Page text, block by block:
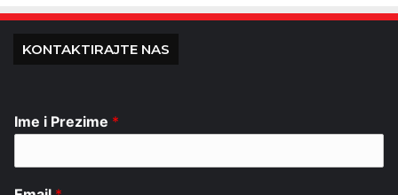
KONTAKTIRAJTE NAS
Ime i Prezime *